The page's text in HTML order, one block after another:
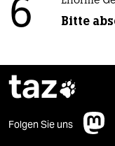
6 Bitte
taz
Folgen Sie uns